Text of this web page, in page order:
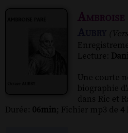
Lecture:
Une courte
biographie
dans Ric et
Durée: 06min; Fichier mp3 de 4